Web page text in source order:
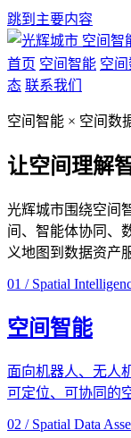
跳到主要内容
空间智
首页 空间智能 空
态 联系我们
空间智能 × 空间数
让空间理解
光辉城市围绕空间
间、智能体协同、
义地图到数据资产
01 / Spatial
空间智能
面向机器人、无人
可定位、可协同的
02 / Spatial Data